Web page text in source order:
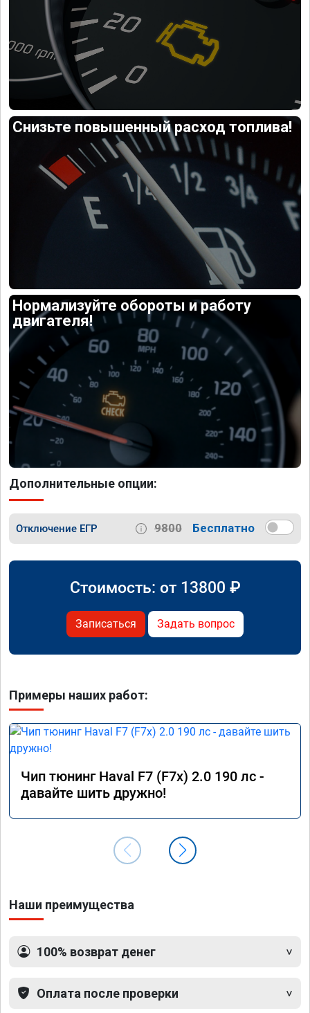
Снизьте повышенный расход топлива!
Нормализуйте обороты и работу
двигателя!
Дополнительные опции:
Отключение ЕГР 9800 Бесплатно
Стоимость: от 13800 ₽
Записаться Задать вопрос
Примеры наших работ:
Чип тюнинг Haval F7 (F7x) 2.0 190 лс -
давайте шить дружно!
Наши преимущества
100% возврат денег
Оплата после проверки